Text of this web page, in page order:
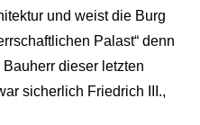
und weist die Burg
Palast“ denn
dieser letzten
sicherlich Friedrich III.,